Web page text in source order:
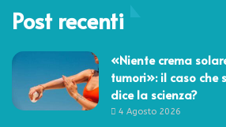
Post recenti
«Niente crema
tumori»: il caso che
dice la scienza?
4 Agosto 2026